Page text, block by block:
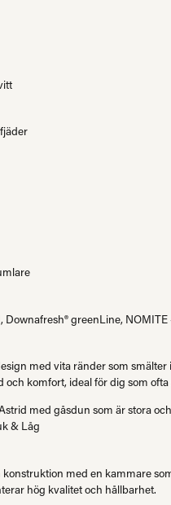
Downafresh® greenLine,
med vita ränder som smälter
komfort, ideal för dig som ofta
med gåsdun som är stora
& Låg
med en kammare
hög kvalitet och hållbarhet.